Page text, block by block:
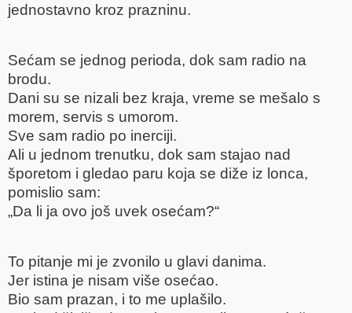
jednostavno kroz prazninu.
Sećam se jednog perioda, dok sam radio na
brodu.
Dani su se nizali bez kraja, vreme se mešalo s
morem, servis s umorom.
Sve sam radio po inerciji.
Ali u jednom trenutku, dok sam stajao nad
šporetom i gledao paru koja se diže iz lonca,
pomislio sam:
„Da li ja ovo još uvek osećam?“
To pitanje mi je zvonilo u glavi danima.
Jer istina je nisam više osećao.
Bio sam prazan, i to me uplašilo.